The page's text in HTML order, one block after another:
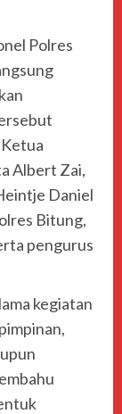
Polres
Albert Zai,
Daniel
Bitung,
pengurus
kegiatan